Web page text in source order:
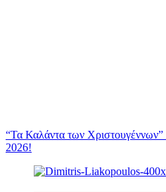
“Τα Καλάντα των Χριστουγέννων”
2026!